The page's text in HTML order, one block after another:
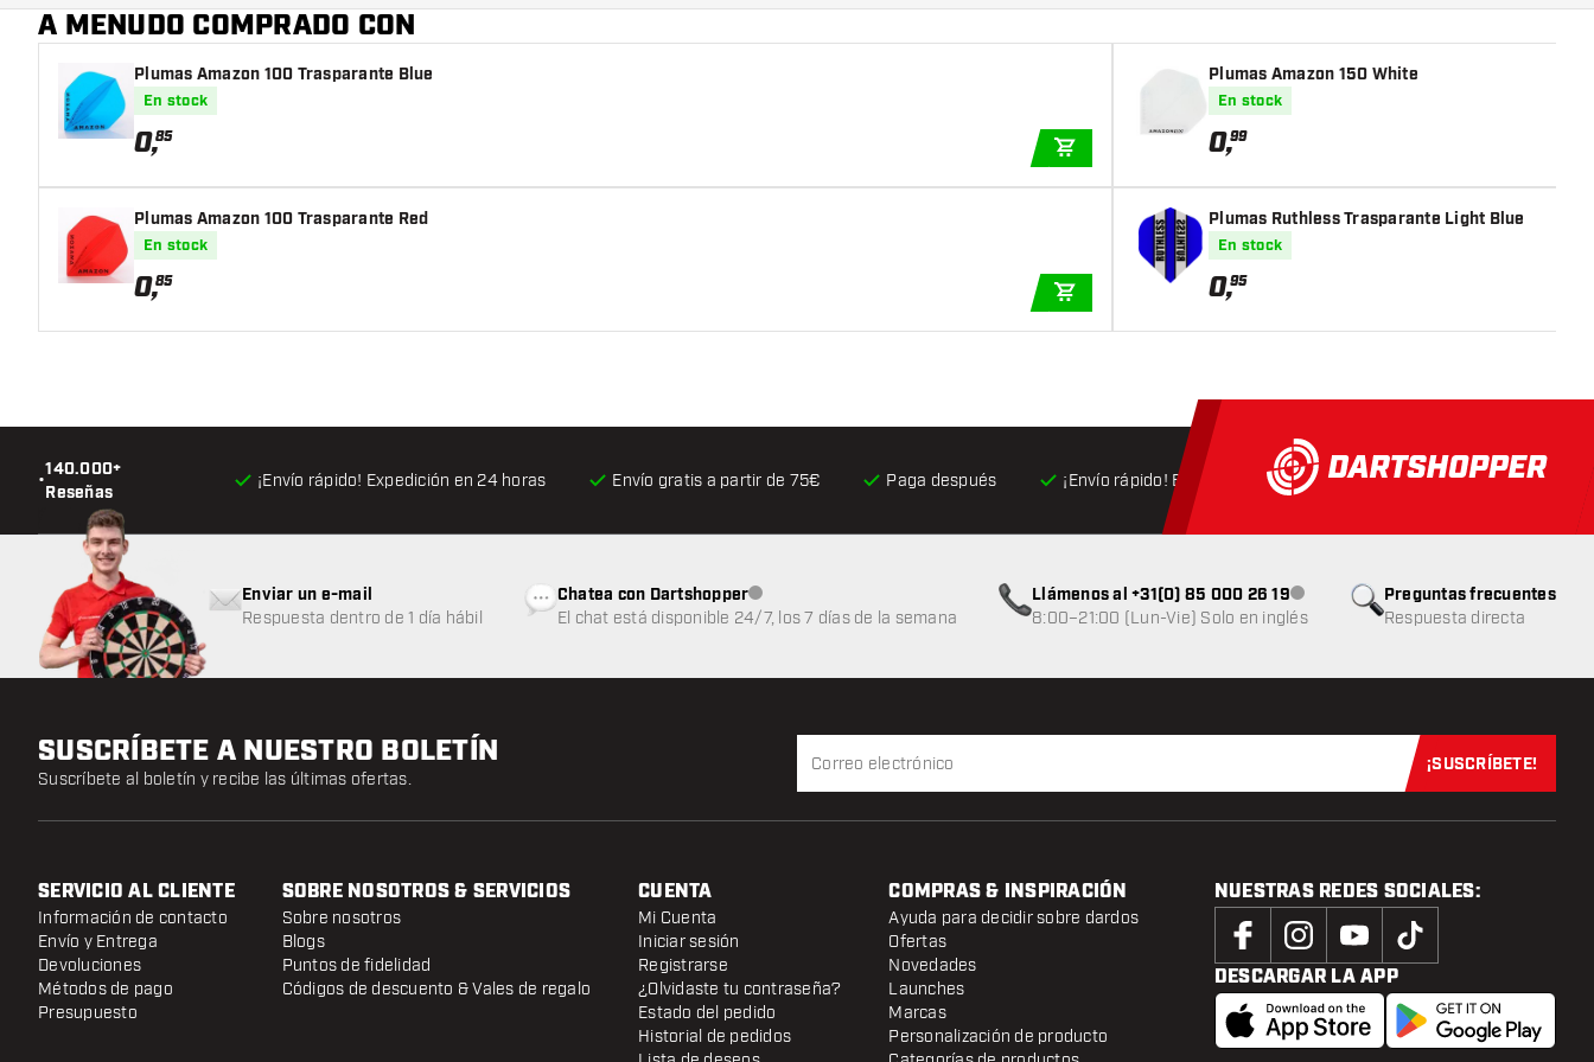
A MENUDO COMPRADO CON
Plumas Amazon 100 Trasparante Blue
En stock
0,85
AÑADIR A LA CESTA
Plumas Amazon 100 Trasparante Red
En stock
0,85
AÑADIR A LA CESTA
Plumas Amazon 150 White
En stock
0,99
Plumas Ruthless Trasparante Light Blue
En stock
0,95
•
140.000+
Reseñas
¡Envío rápido! Expedición en 24 horas Envío gratis a partir de 75€ Paga después ¡Envío rápido! Expedición en 24 horas Envío gratisa partir
Preguntas frecuentes
Respuesta directa
Enviar un e-mail
Respuesta dentro de 1 día hábil
Chatea con DartshopperAtención al cliente no disponible
El chat está disponible 24/7, los 7 días de la semana
Llámenos al +31(0) 85 000 26 19Atención al cliente no disponible
8:00–21:00 (Lun-Vie) Solo en inglés
SUSCRÍBETE A NUESTRO BOLETÍN
Suscríbete al boletín y recibe las últimas ofertas.
Suscríbete
¡SUSCRÍBETE!
SERVICIO AL CLIENTE
Información de contacto
Envío y Entrega
Devoluciones
Métodos de pago
Presupuesto
SOBRE NOSOTROS & SERVICIOS
Sobre nosotros
Blogs
Puntos de fidelidad
Códigos de descuento & Vales de regalo
CUENTA
Mi Cuenta
Iniciar sesión
Registrarse
¿Olvidaste tu contraseña?
Estado del pedido
Historial de pedidos
COMPRAS & INSPIRACIÓN
Ayuda para decidir sobre dardos
Ofertas
Novedades
Launches
Marcas
Personalización de producto
NUESTRAS REDES SOCIALES:
DESCARGAR LA APP